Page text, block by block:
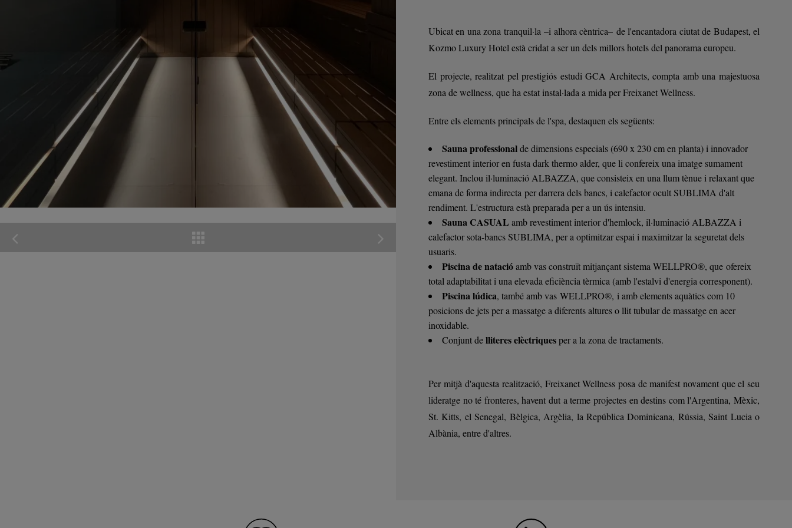
Ubicat en una zona tranquil·la–i alhora cèntrica– de l'encantadora ciutat de Budapest, el
Kozmo Luxury Hotel està cridat a ser un dels millors hotels del panorama europeu.
El projecte, realitzat pel prestigiós estudi GCA Architects, compta amb una majestuosa
zona de wellness, que ha estat instal·lada a mida per Freixanet Wellness.
Entre els elements principals de l'spa, destaquen els següents:
Sauna professionalde dimensions especials (690 x 230 cm en planta) i innovador
revestiment interior en fusta dark thermo alder, que li confereix una imatge sumament
elegant. Inclou il·luminació ALBAZZA, que consisteix en una llum tènue i relaxant que
emana de forma indirecta per darrera dels bancs, i calefactor ocult SUBLIMA d'alt
rendiment. L'estructura està preparada per a un ús intensiu.
Sauna CASUAL amb revestiment interior d'hemlock, il·luminació ALBAZZA i
calefactor sota-bancs SUBLIMA, per a optimitzar espai i maximitzar la seguretat dels
usuaris.
Piscina de natacióamb vas construït mitjançant sistema WELLPRO®, que ofereix
total adaptabilitat i una elevada eficiència tèrmica (amb l'estalvi d'energia corresponent).
Piscina lúdica, també amb vas WELLPRO®, i amb elements aquàtics com 10
posicions de jets per a massatge a diferents altures o llit tubular de massatge en acer
inoxidable.
Conjunt delliteres elèctriquesper a la zona de tractaments.
Per mitjà d'aquesta realització, Freixanet Wellness posa de manifest novament que el seu
lideratge no té fronteres, havent dut a terme projectes en destins com l'Argentina, Mèxic,
St. Kitts, el Senegal, Bèlgica, Argèlia, la República Dominicana, Rússia, Saint Lucia o
Albània, entre d'altres.